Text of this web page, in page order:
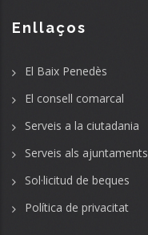
Enllaços
El Baix Penedès
El consell comarcal
Serveis a la ciutadania
Serveis als ajuntaments
Sol·licitud de beques
Política de privacitat